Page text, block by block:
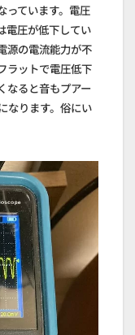
っています。電圧
電圧が低下してい
源の電流能力が不
ラットで電圧低下
なると音もプアー
なります。俗にい